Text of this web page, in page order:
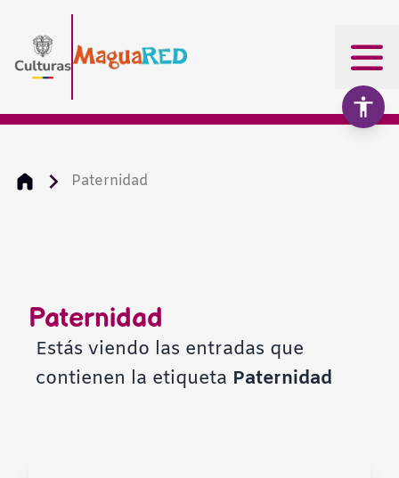
Paternidad
Paternidad
Estás viendo las entradas que
contienen la etiqueta Paternidad
Alto contraste